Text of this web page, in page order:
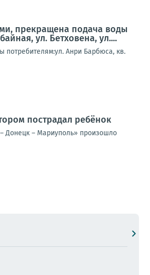
прекращена подача воды
ул. Бетховена, ул....
потребителям:ул. Анри Барбюса, кв.
пострадал ребёнок
– Донецк – Мариуполь» произошло